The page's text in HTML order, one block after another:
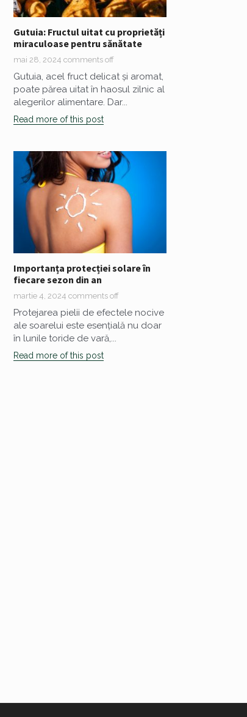
Gutuia: Fructul uitat cu proprietăți
miraculoase pentru sănătate
mai 28, 2024 comments off
Gutuia, acel fruct delicat și aromat,
poate părea uitat în haosul zilnic al
alegerilor alimentare. Dar...
Read more of this post
Importanța protecției solare în
fiecare sezon din an
martie 4, 2024 comments off
Protejarea pielii de efectele nocive
ale soarelui este esențială nu doar
în lunile toride de vară,...
Read more of this post